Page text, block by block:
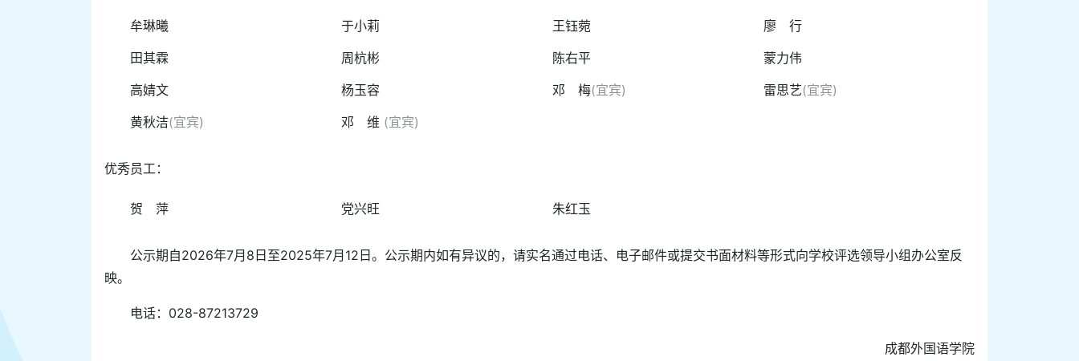
牟琳曦 于小莉 王钰菀
廖 行
田其霖
周杭彬 陈右平
蒙力伟
高婧文
杨玉容 邓 梅(宜宾) 雷思艺(宜宾)
黄秋洁(宜宾) 邓 维 (宜宾)
优秀员工：
贺 萍 党兴旺 朱红玉
公示期自2026年7月8日至2025年7月12日。公示期内如有异议的，请实名通过电话、电子邮件或提交书面材料等形式向学校评选领导小组办公室反
映。
电话：028-87213729
成都外国语学院